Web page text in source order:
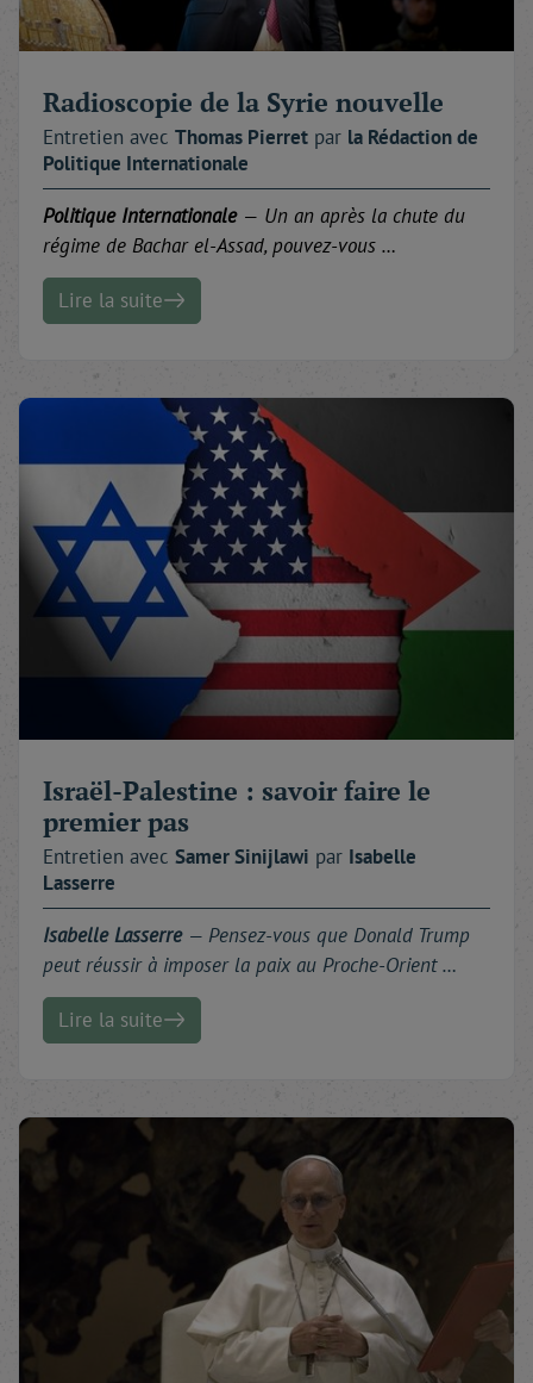
Radioscopie de la Syrie nouvelle
Entretien avec Thomas Pierret par la Rédactionde
Politique Internationale
Politique Internationale — Un an après la chute du
régime de Bachar el-Assad, pouvez-vous …
Lire la suite
Israël-Palestine : savoir faire le
premier pas
Entretien avec SamerSinijlawi par Isabelle
Lasserre
Isabelle Lasserre— Pensez-vous que Donald Trump
peut réussir à imposer la paix au Proche-Orient …
Lire la suite